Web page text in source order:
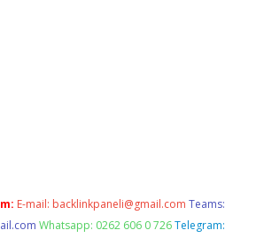
E-mail: backlinkpaneli@gmail.com Teams:
Whatsapp: 0262 606 0 726 Telegram: